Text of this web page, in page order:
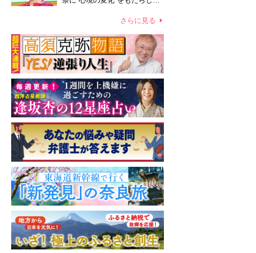
って「がんに蝕まれる母」を演
さらに見る